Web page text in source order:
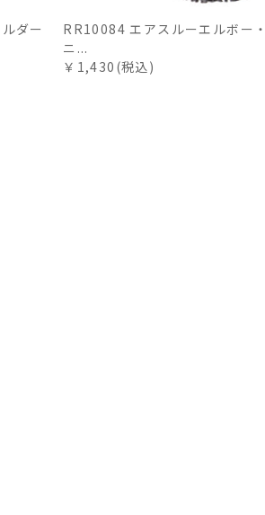
ダー
RR10084 エアスルーエルボー・
ニ...
￥1,430(税込)